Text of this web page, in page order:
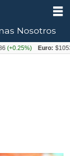
Nosotros
Euro: $1053,08